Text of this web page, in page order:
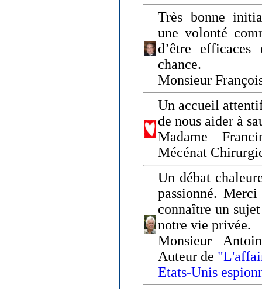
Très bonne
une volonté
d’être
chance.
Monsieur
Un accueil
de nous aider à
Madame
Mécénat
Un débat
passionné.
connaître un
notre vie privée.
Monsieur
Auteur de
Etats-Unis